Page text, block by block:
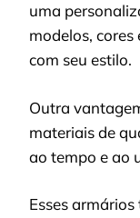
uma
modelos,
com seu estilo.
Outra
materiais de
ao tempo e ao
Esses